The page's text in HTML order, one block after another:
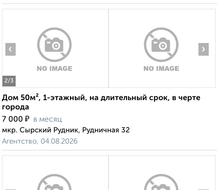
2/3
‹ ›
Дом 50м², 1-этажный, на длительный срок, в черте
города
7 000 ₽ в месяц
мкр. Сырский Рудник, Рудничная 32
Агентство, 04.08.2026